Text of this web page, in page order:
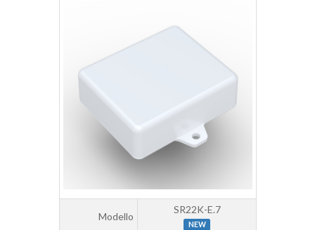
Modello
SR22K-E.7
NEW